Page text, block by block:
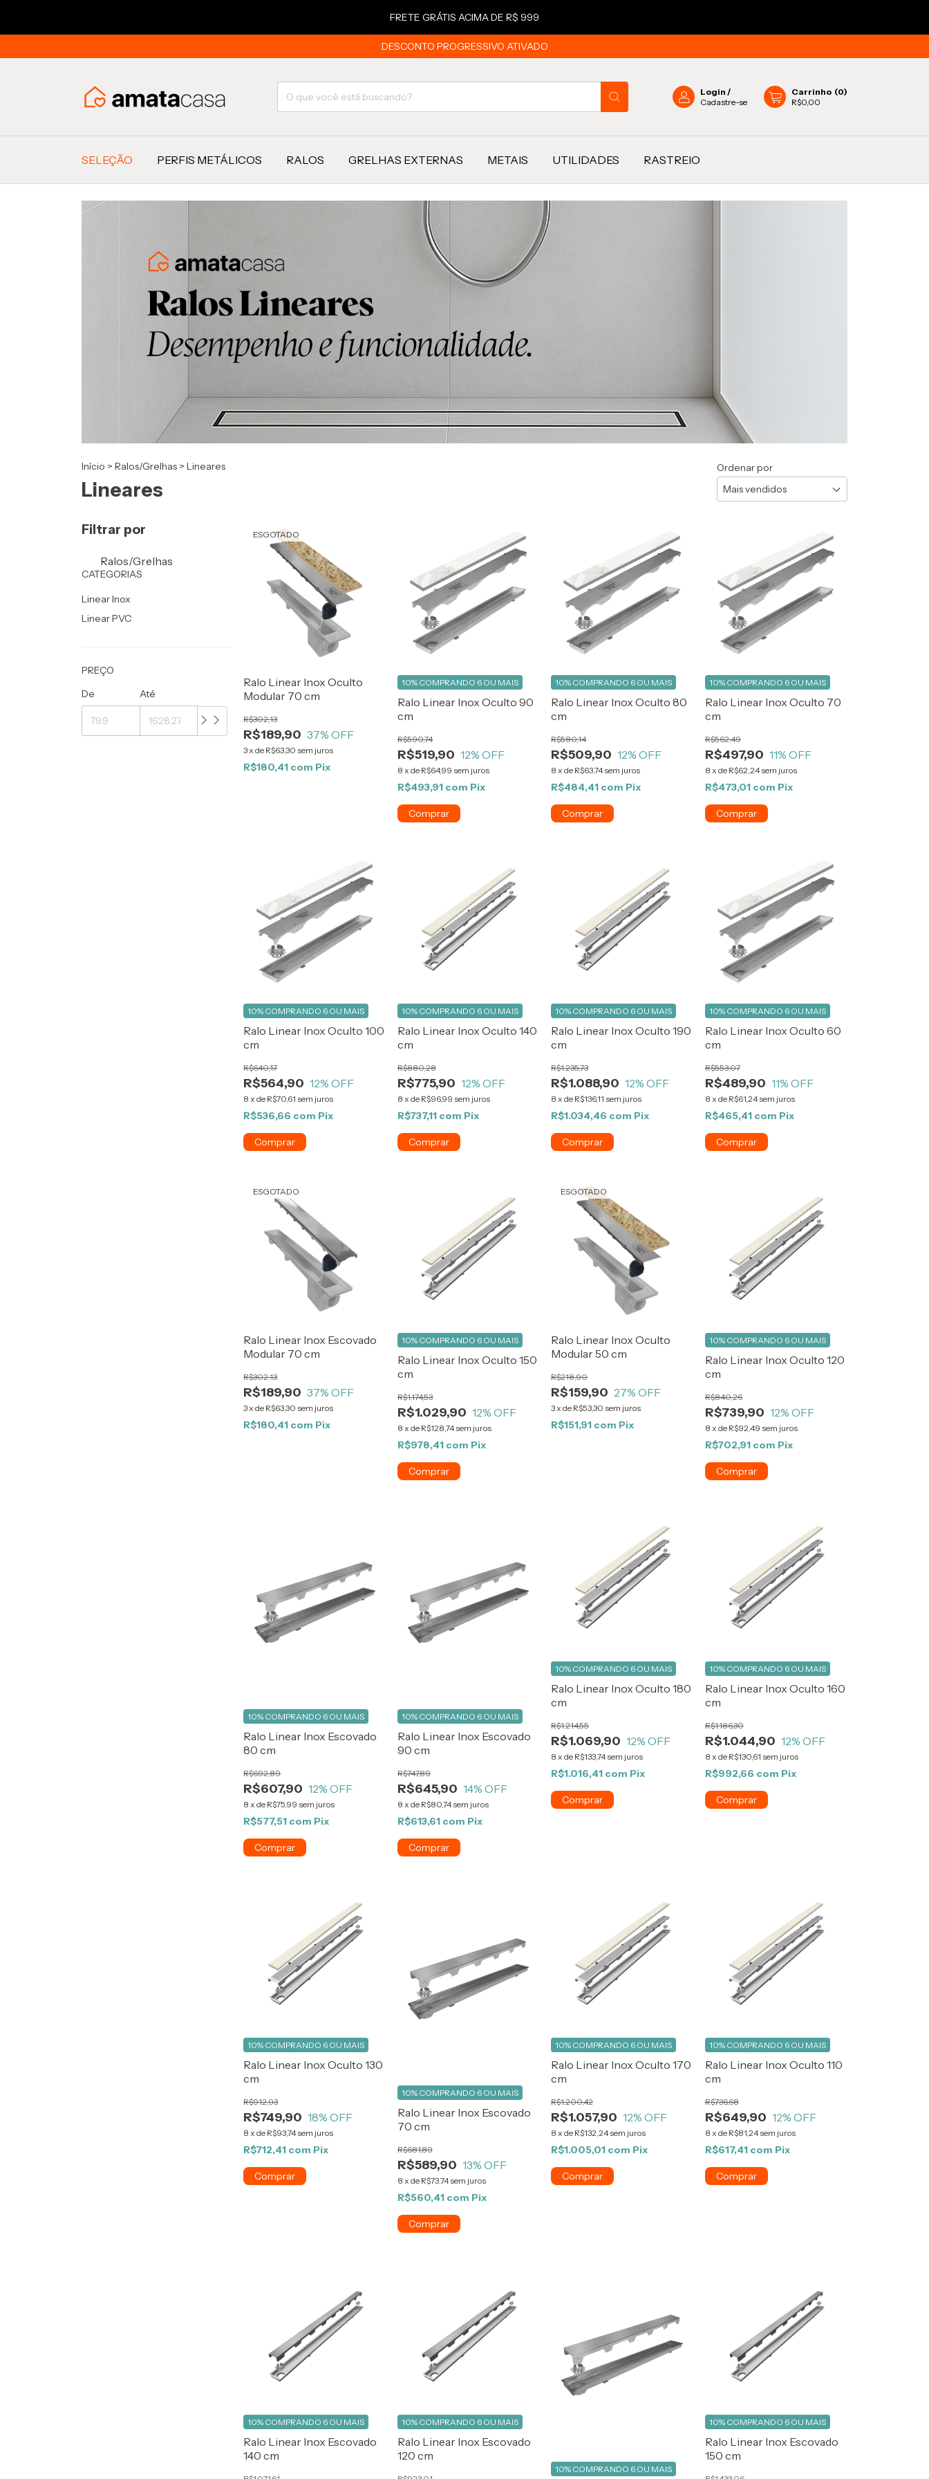
FRETE GRÁTIS ACIMA DE R$ 999
DESCONTO PROGRESSIVO ATIVADO
Login /
Cadastre-se
Carrinho (0)
R$0,00
SELEÇÃO PERFIS METÁLICOS RALOS GRELHAS EXTERNAS METAIS UTILIDADES RASTREIO
Início > Ralos/Grelhas > Lineares
Lineares
Ordenar por
Filtrar por
Ralos/Grelhas
CATEGORIAS
Linear Inox
Linear PVC
PREÇO
De
Até
ESGOTADO
Ralo Linear Inox Oculto
Modular 70 cm
R$189,90
R$302,13
37% OFF
3xde R$63,30 sem juros
R$180,41 com Pix
Ralo Linear Inox Oculto 90
cm
R$519,90
R$590,74
12% OFF
8 x de R$64,99 sem juros
10% COMPRANDO 6 OU MAIS
R$493,91 com Pix
Ralo Linear Inox Oculto 80
cm
R$509,90
R$580,14
12% OFF
8 xde R$63,74 sem juros
10% COMPRANDO 6 OU MAIS
R$484,41 com Pix
Ralo Linear Inox Oculto 70
cm
R$497,90
R$562,49
11% OFF
8 x de R$62,24 sem juros
10% COMPRANDO 6 OU MAIS
R$473,01 com Pix
Ralo Linear Inox Oculto 100
cm
R$564,90
R$640,17
12% OFF
8 xde R$70,61 sem juros
10% COMPRANDO 6 OU MAIS
R$536,66 com Pix
Ralo Linear Inox Oculto 140
cm
R$775,90
R$880,28
12% OFF
8 x de R$96,99 sem juros
10% COMPRANDO 6 OU MAIS
R$737,11 com Pix
Ralo Linear Inox Oculto 190
cm
R$1.088,90
R$1.235,73
12% OFF
8 xde R$136,11 sem juros
10% COMPRANDO 6 OU MAIS
R$1.034,46 com Pix
Ralo Linear Inox Oculto 60
cm
R$489,90
R$553,07
11% OFF
8 x de R$61,24 sem juros
10% COMPRANDO 6 OU MAIS
R$465,41 com Pix
ESGOTADO
Ralo Linear Inox Escovado
Modular 70 cm
R$189,90
R$302,13
37% OFF
3 xde R$63,30 sem juros
R$180,41 com Pix
Ralo Linear Inox Oculto 150
cm
R$1.029,90
R$1.174,53
12% OFF
8 x de R$128,74 sem juros
10% COMPRANDO 6 OU MAIS
R$978,41 com Pix
ESGOTADO
Ralo Linear Inox Oculto
Modular 50 cm
R$159,90
R$218,90
27% OFF
3 xde R$53,30 sem juros
R$151,91 com Pix
Ralo Linear Inox Oculto 120
cm
R$739,90
R$840,26
12% OFF
8 x de R$92,49 sem juros
10% COMPRANDO 6 OU MAIS
R$702,91 com Pix
Ralo Linear Inox Escovado
80 cm
R$607,90
R$692,89
12% OFF
8 xde R$75,99 sem juros
10% COMPRANDO 6 OU MAIS
R$577,51 com Pix
Ralo Linear Inox Escovado
90 cm
R$645,90
R$747,89
14% OFF
8 x de R$80,74 sem juros
10% COMPRANDO 6 OU MAIS
R$613,61 com Pix
Ralo Linear Inox Oculto 180
cm
R$1.069,90
R$1.214,55
12% OFF
8 xde R$133,74 sem juros
10% COMPRANDO 6 OU MAIS
R$1.016,41 com Pix
Ralo Linear Inox Oculto 160
cm
R$1.044,90
R$1.186,30
12% OFF
8 x de R$130,61 sem juros
10% COMPRANDO 6 OU MAIS
R$992,66 com Pix
Ralo Linear Inox Oculto 130
cm
R$749,90
R$912,93
18% OFF
8 xde R$93,74 sem juros
10% COMPRANDO 6 OU MAIS
R$712,41 com Pix
Ralo Linear Inox Escovado
70 cm
R$589,90
R$681,89
13% OFF
8 x de R$73,74 sem juros
10% COMPRANDO 6 OU MAIS
R$560,41 com Pix
Ralo Linear Inox Oculto 170
cm
R$1.057,90
R$1.200,42
12% OFF
8 xde R$132,24 sem juros
10% COMPRANDO 6 OU MAIS
R$1.005,01 com Pix
Ralo Linear Inox Oculto 110
cm
R$649,90
R$736,68
12% OFF
8 x de R$81,24 sem juros
10% COMPRANDO 6 OU MAIS
R$617,41 com Pix
Ralo Linear Inox Escovado
140 cm
10% COMPRANDO 6 OU MAIS
Ralo Linear Inox Escovado
120 cm
10% COMPRANDO 6 OU MAIS
10% COMPRANDO 6 OU MAIS
Ralo Linear Inox Escovado
150 cm
10% COMPRANDO 6 OU MAIS